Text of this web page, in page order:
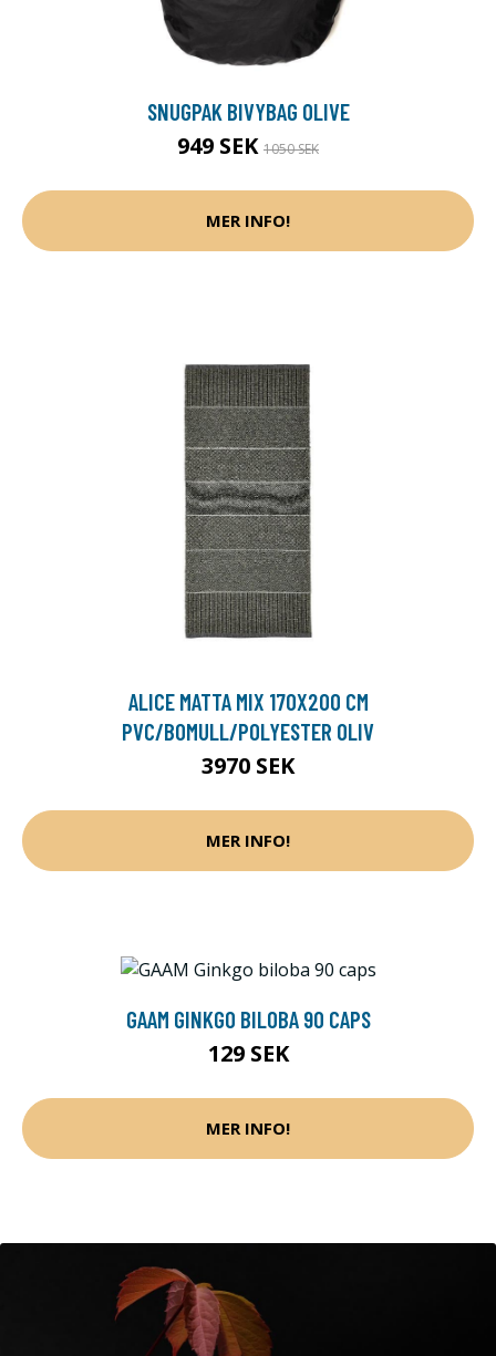
SNUGPAK BIVYBAG OLIVE
949 SEK 1050 SEK
MER INFO!
ALICE MATTA MIX 170X200 CM
PVC/BOMULL/POLYESTER OLIV
3970 SEK
MER INFO!
GAAM GINKGO BILOBA 90 CAPS
129 SEK
MER INFO!